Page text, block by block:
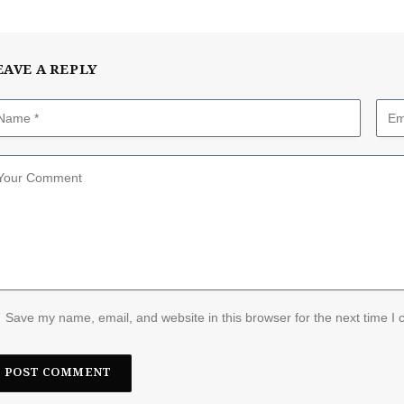
A REPLY
Save my name, email, and website in this browser for the next time I